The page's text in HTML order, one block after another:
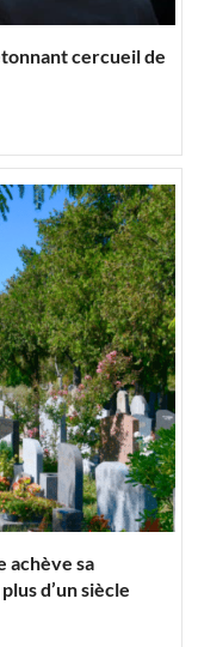
cercueil de
achève sa
d’un siècle